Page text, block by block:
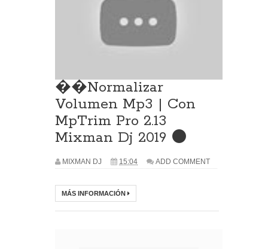
��Normalizar
Volumen Mp3 | Con
MpTrim Pro 2.13
Mixman Dj 2019 ⚫
MIXMAN DJ 15:04 ADD COMMENT
MÁS INFORMACIÓN